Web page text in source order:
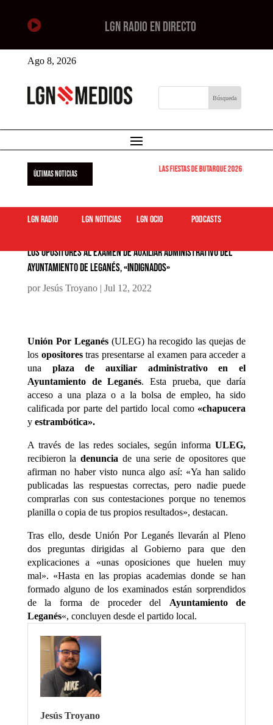
 LGN RADIO EN DIRECTO
Ago 8, 2026
ÚLTIMAS NOTICIAS Las Fiestas de Butarque 2026
LGN Radio LGN Noticias LGN ocio podcasts
Los opositores al examen de auxiliar administrativo del
Ayuntamiento de Leganés, «indignados»
porJesús Troyano| Jul 12, 2022
Unión Por Leganés (ULEG) ha recogido las quejas de
los opositorestras presentarse al examen para acceder a
una plaza de auxiliar administrativo en el
Ayuntamiento de Leganés. Esta prueba, que daría
acceso a una plaza o a la bolsa de empleo, ha sido
calificada por parte del partido local como «chapucera
y estrambótica».
A través de las redes sociales, según informaULEG,
recibieron ladenuncia de una serie de opositores que
afirman no haber visto nunca algo así: «Ya han salido
publicadas las respuestas correctas, pero nadie puede
comprarlas con sus contestaciones porque no tenemos
planilla o copia de tus propios resultados», destacan.
Tras ello, desde Unión Por Leganés llevarán al Pleno
dos preguntas dirigidas al Gobierno para que den
explicaciones a «unas oposiciones que huelen muy
mal». «Hasta en las propias academias donde se han
formado alguno de los examinados están sorprendidos
de la forma de proceder del Ayuntamiento de
Leganés«, concluyen desde el partido local.
Jesús Troyano